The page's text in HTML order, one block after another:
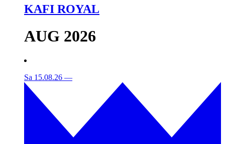
KAFI ROYAL
AUG 2026
Sa 15.08.26 —